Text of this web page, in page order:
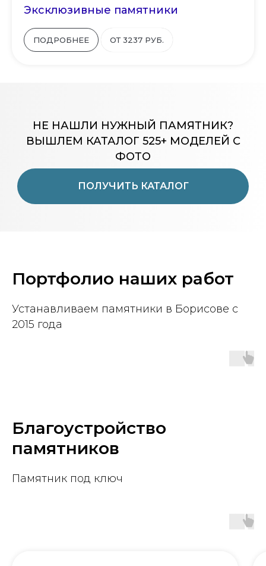
Эксклюзивные памятники
ПОДРОБНЕЕ ОТ 3237 РУБ.
ПОЛУЧИТЬ КАТАЛОГ
НЕ НАШЛИ НУЖНЫЙ ПАМЯТНИК?
ВЫШЛЕМ КАТАЛОГ 525+ МОДЕЛЕЙ С
ФОТО
Портфолио наших работ
Устанавливаем памятники в Борисове с
2015 года
Благоустройство
памятников
Памятник под ключ